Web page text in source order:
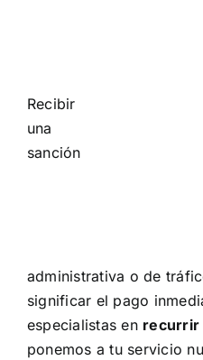
Recibir
una
sanción
administrativa o de
significar el pago
especialistas en recurrir
ponemos a tu servicio